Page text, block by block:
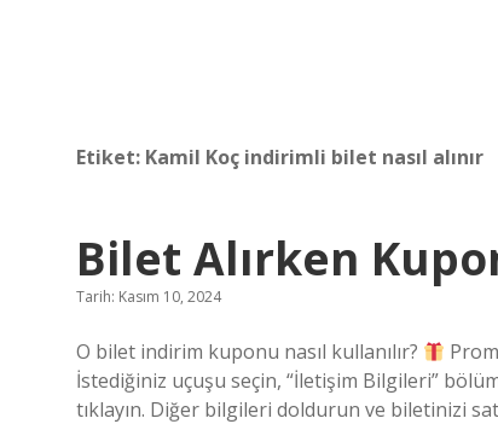
Etiket: Kamil Koç indirimli bilet nasıl alınır
Bilet Alırken
Tarih: Kasım 10, 2024
O bilet indirim kuponu nasıl kullanılır?
İstediğiniz uçuşu seçin, “İletişim Bilgileri”
tıklayın. Diğer bilgileri doldurun ve biletinizi